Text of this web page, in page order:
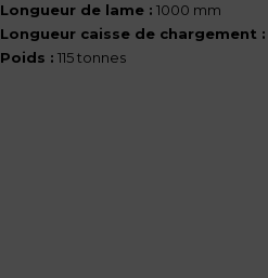
Longueur de lame : 1000 mm
Longueur caisse de chargement :
Poids : 115 tonnes